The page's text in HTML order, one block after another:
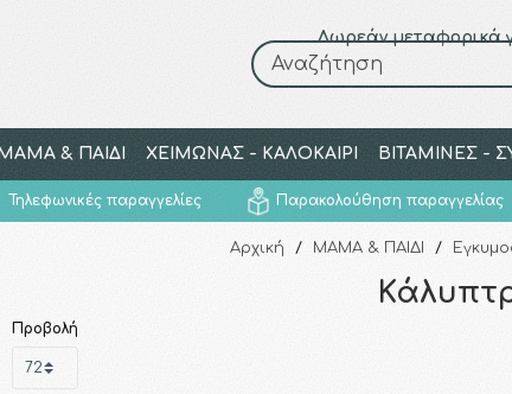
Δωρεάν μεταφορικά
Αναζήτηση
ΜΑΜΑ & ΠΑΙΔΙ ΧΕΙΜΩΝΑΣ - ΚΑΛΟΚΑΙΡΙ ΒΙΤΑΜΙΝΕΣ -
Τηλεφωνικές παραγγελίες Παρακολούθηση παραγγελίας
Αρχική / ΜΑΜΑ & ΠΑΙΔΙ /
Προβολή